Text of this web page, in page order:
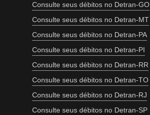
Consulte seus débitos no Detran-GO
Consulte seus débitos no Detran-MT
Consulte seus débitos no Detran-PA
Consulte seus débitos no Detran-PI
Consulte seus débitos no Detran-RR
Consulte seus débitos no Detran-TO
Consulte seus débitos no Detran-RJ
Consulte seus débitos no Detran-SP